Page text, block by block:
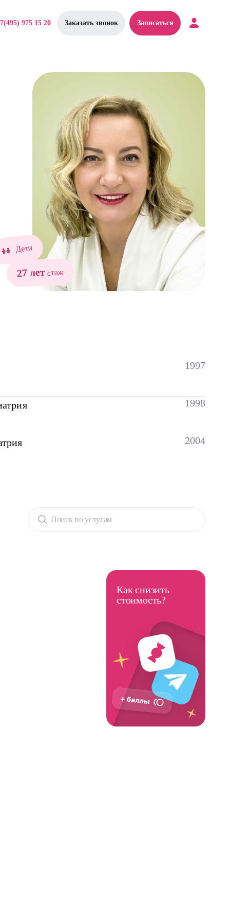
975 15 20 Заказать звонок Записаться
Дети
27 летстаж
1997
1998
2004
Поиск по услугам
Как снизить
стоимость?